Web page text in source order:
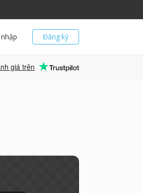
Đăng ký
giá trên